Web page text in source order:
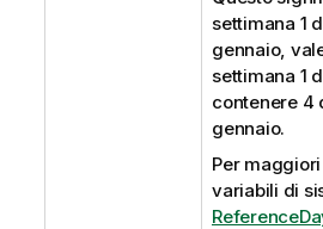
settimana 1
gennaio,
settimana 1
contenere 4
gennaio.
Per
variabili di